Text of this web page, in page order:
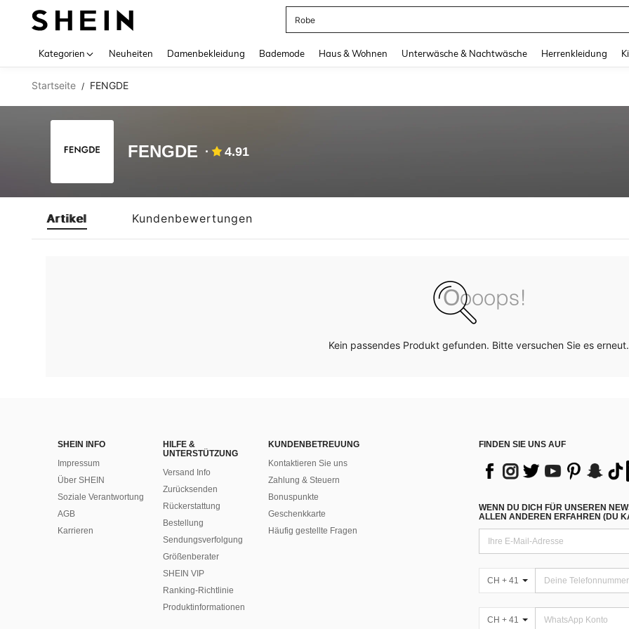
Robe
Kategorien Neuheiten Damenbekleidung Bademode Haus & Wohnen Unterwäsche & Nachtwäsche Herrenkleidung
Startseite / FENGDE
FENGDE 4.91
Artikel Kundenbewertungen
Kein passendes Produkt gefunden. Bitte versuchen Sie es erneut.
SHEIN INFO
Impressum
Über SHEIN
Soziale Verantwortung
AGB
Karrieren
HILFE &
UNTERSTÜTZUNG
Versand Info
Zurücksenden
Rückerstattung
Bestellung
Sendungsverfolgung
Größenberater
SHEIN VIP
Ranking-Richtlinie
​Produktinformationen
KUNDENBETREUUNG
Kontaktieren Sie uns
Zahlung & Steuern
Bonuspunkte
Geschenkkarte
Häufig gestellte Fragen
FINDEN SIE UNS AUF
WENN DU DICH FÜR UNSEREN
ALLEN ANDEREN ERFAHREN (DU
CH + 41
CH + 41